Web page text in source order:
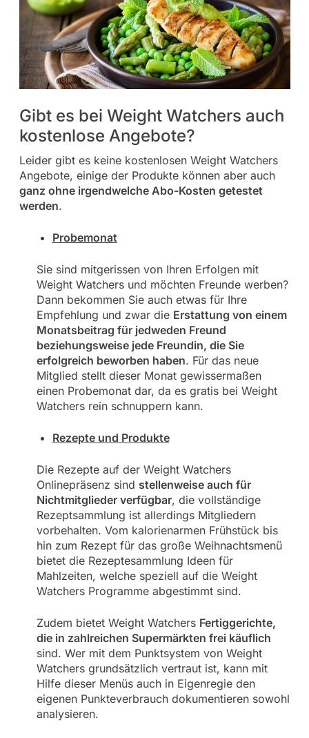
Gibt es bei Weight Watchers auch
kostenlose Angebote?
Leider gibt es keine kostenlosen Weight Watchers
Angebote, einige der Produkte können aber auch
ganz ohne irgendwelche Abo-Kosten getestet
werden.
Probemonat
Sie sind mitgerissen von Ihren Erfolgen mit
Weight Watchers und möchten Freunde werben?
Dann bekommen Sie auch etwas für Ihre
Empfehlung und zwar die Erstattung von einem
Monatsbeitrag für jedweden Freund
beziehungsweise jede Freundin, die Sie
erfolgreich beworben haben. Für das neue
Mitglied stellt dieser Monat gewissermaßen
einen Probemonat dar, da es gratis bei Weight
Watchers rein schnuppern kann.
Rezepte und Produkte
Die Rezepte auf der Weight Watchers
Onlinepräsenz sind stellenweise auch für
Nichtmitglieder verfügbar, die vollständige
Rezeptsammlung ist allerdings Mitgliedern
vorbehalten. Vom kalorienarmen Frühstück bis
hin zum Rezept für das große Weihnachtsmenü
bietet die Rezeptesammlung Ideen für
Mahlzeiten, welche speziell auf die Weight
Watchers Programme abgestimmt sind.
Zudem bietet Weight Watchers Fertiggerichte,
die in zahlreichen Supermärkten frei käuflich
sind. Wer mit dem Punktsystem von Weight
Watchers grundsätzlich vertraut ist, kann mit
Hilfe dieser Menüs auch in Eigenregie den
eigenen Punkteverbrauch dokumentieren sowohl
analysieren.